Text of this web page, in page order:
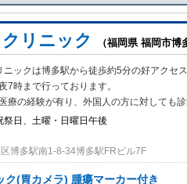
リニック （福岡県 福岡市博
ックは博多駅から徒歩約5分の好アクセス
7時まで行ってお ります。
療の経験が有り、外国人の方に対しても
祭日、土曜・日曜日午後
博多駅南1-8-34博多駅FRビル7F
(胃カメラ) 腫瘍マーカー付き